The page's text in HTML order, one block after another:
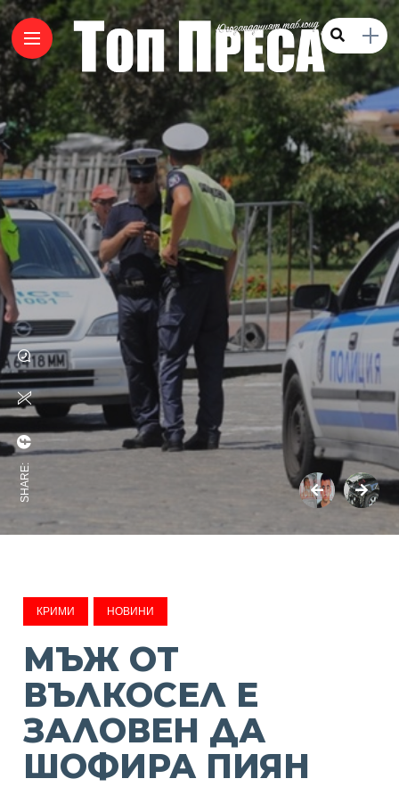
SHARE:
КРИМИ НОВИНИ
МЪЖ ОТ
ВЪЛКОСЕЛ Е
ЗАЛОВЕН ДА
ШОФИРА ПИЯН